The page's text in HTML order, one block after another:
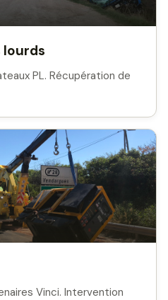
lourds
PL. Récupération de
Vinci. Intervention